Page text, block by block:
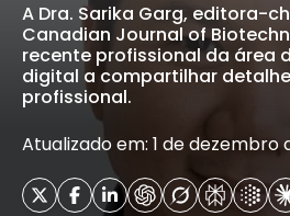
A Dra. Sarika Garg, editora-
Canadian Journal of
recente profissional da área
digital a compartilhar
profissional.
Atualizado em: 1 de dezembro